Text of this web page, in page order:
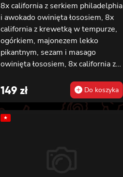
8x california z serkiem philadelphia
i awokado owinięta łososiem, 8x
california z krewetką w tempurze,
ogórkiem, majonezem lekko
pikantnym, sezam i masago
owinięta łososiem, 8x california z
ogórkiem, majonezem lekko
pikantnym i sezamem owinięta
krewetką, 8x california z krewetką
w tempurze, ogórkiem,
węgorzem i awokado
149 zł Do koszyka
★